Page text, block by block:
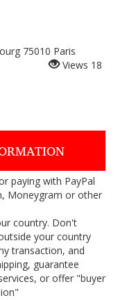
75010 Paris
Views 18
paying with PayPal
Moneygram or other
country. Don't
your country
transaction, and
guarantee
or offer "buyer